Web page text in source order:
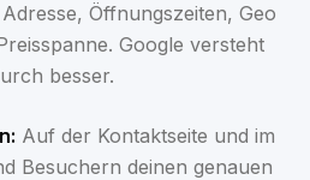
Öffnungszeiten, Geo
Google versteht
besser.
Auf der Kontaktseite und im
Besuchern deinen genauen